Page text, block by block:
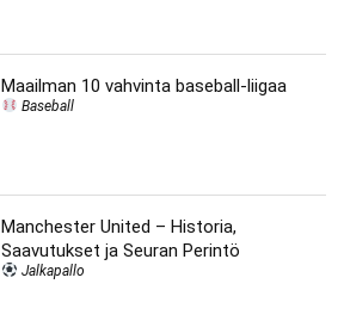
Maailman 10 vahvinta baseball-liigaa
Baseball
Manchester United – Historia,
Saavutukset ja Seuran Perintö
Jalkapallo